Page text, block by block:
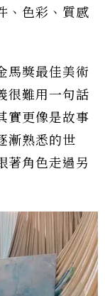
、色彩、質感
馬獎最佳美術
很難用一句話
實更像是故事
漸熟悉的世
著角色走過另